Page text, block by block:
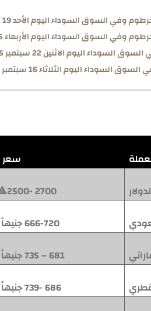
السوق السوداء اليوم الأحد 19 أكتوبر 2025م
السوق السوداء اليوم الأربعاء 1/10/2025
اليوم الاثنين 22 سبتمبر 2025م
اليوم الثلاثاء 16 سبتمبر 2025م
سعر
2700 -2500🔺 جنيهاً
666-720 جنيهاً متباين
681 – 735 جنيهاً متباين
686 -739 جنيهاً متباين